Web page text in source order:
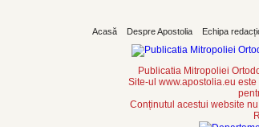
Acasă Despre Apostolia Echipa
Publicatia Mitropoliei
Site-ul www.apostolia.eu
Conținutul acestui website